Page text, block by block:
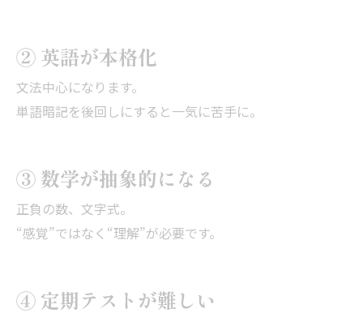
② 英語が本格化
文法中心になります。
単語暗記を後回しにすると一気に苦手に。
③ 数学が抽象的になる
正負の数、文字式。
“感覚”ではなく“理解”が必要です。
④ 定期テストが難しい